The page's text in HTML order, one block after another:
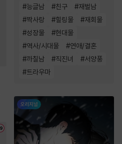
#능글남 #친구 #재벌남
#짝사랑 #힐링물 #재회물
#성장물 #현대물
#역사/시대물 #연애/결혼
#까칠남 #직진녀 #서양풍
#트라우마